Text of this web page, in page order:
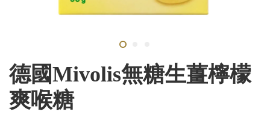
德國Mivolis無糖生薑檸檬
爽喉糖